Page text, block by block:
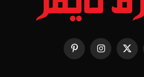
X
(Twitter)
الانستغرامبينتيريست